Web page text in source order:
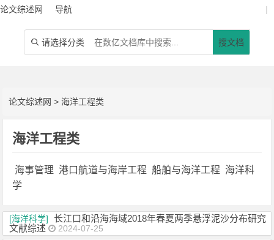
论文综述网 导航 |
 请选择分类 搜文档
论文综述网 > 海洋工程类
海洋工程类
海事管理 港口航道与海岸工程 船舶与海洋工程 海洋科
学
[海洋科学]
长江口和沿海海域2018年春夏两季悬浮泥沙分布研究
文献综述
2024-07-25